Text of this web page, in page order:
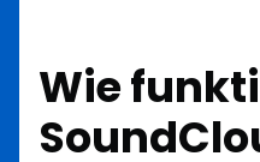
Wie